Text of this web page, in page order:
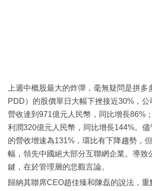
閱
專
區
上週中概股最大的炸彈，毫無疑問是拼多
PDD）的股價單日大幅下挫接近30%，
營收達到971億元人民幣，同比增長86%
利潤320億元人民幣，同比增長144%。
的營收增速為131%，環比有下降趨勢，
幅，領先中國絕大部分互聯網企業。導致
鍵，在於管理層的悲觀言論。
歸納其聯席CEO趙佳臻和陳磊的說法，重